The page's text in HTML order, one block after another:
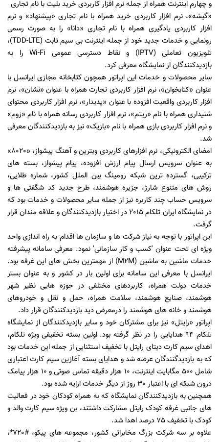
و چهارم اینترنت همراه از جمله نرم افزار کاربردی خرید بلیت با نام تجاری
«گیشه»، نرم افزار کاربردی خرید همراه با نام تجاری «پیشنهاد» و نرم
افزار کاربردی یادگیری همراه با نام تجاری «دانا» را به صورت رسمی
رونمایی و خدمات جدید خود از جمله اینترنت بی سیم ثابت (TDD-LTE)،
تلویزیون تعاملی (IPTV) و نقاط دسترسی عمومی Wi-Fi را به
بازدیدکنندگان از نمایشگاه معرفی کرد.
سایر محصولات و خدمات این اپراتور همچون کتابخانه مجازی ایرانسل با
عنوان «کتابخوان»، نرم افزار کاربردی تجارت همراه با عنوان «نشان»، نرم
افزار کاربردی واقعیت افزوده با عنوان «پدیدار»، نرم افزار کاربردی محتوای
شنیداری همراه با نام «ریتم»، نرم افزار کاربردی رسانه همراه با نام «زوم»
و نرم افزار کاربردی بازی همراه با نام «بازیک» نیز به بازدیدکنندگان معرفی
شد.
امضای الکترونیکی، نرم افزارهای کاربردی ویترین و آهنگ پیشواز، «8020»
به عنوان سرویس ارسال پیام ارزش افزوده، پیام پیشواز، بسته های
ترکیبی، گسترده ترین شبکه رومینگ بین الملل کشور، شماره طلایی،
روش های متنوع شارژ، جزیره هوشمند، طرح جدید کد شگفتی ها و
سرویس حساب چند کاربره نیز از جمله سایر محصولات و خدمات بود که
در نمایشگاه ایران تلکام 2015 در اختیار بازدیدکنندگان و علاقه مندان قرار
گرفت.
این اپراتور با توجه به نیاز شرکت ها و سازمان ها اقدام به راه اندازی واحد
ویژه ای تحت عنوان 'کسب و کار سازمانی' نمود. معرفی سامانه پیشرفته
خدمات ماشین به ماشین (M2M) از مهمترین بخش های این غرفه بود.
ایرانسل با معرفی این سامانه برای اولین بار در کشور و به عنوان بستر
خدمات دولت همراه، کاربردهای مختلفی در حوزه هایی نظیر شهر
هوشمند، صنایع هوشمند، سلامت همراه، حمل و نقل و خودروهای
هوشمند و خانه های هوشمند را درمعرض دید بازدیدکنندگان قرار داد.
اپراتور «رایتل» نیز برای مشترکان خود و سایر بازدیدکنندگان از نمایشگاه
تلکام 94 هدایایی را در نظر گرفته بود. اولین بسته تخفیفی ویژه تلکام،
اهدای سیم کارت دیتای رایتل با تخفیف استثنایی از جمله این خدمات بود
که به بازدیدگنندگان عرضه شد و هدایای بسته آغازین سیم کارت اعتباری
شامل 500 مگابایت اینترنت، 10 هزار دقیقه تماس صوتی و 10 هزار پیامک
درون شبکه ای با اعتبار 30 روز از دیگر خدمات ارایه شده بود.
همچنین به بازدیدکنندگان نمایشگاه که به همراه کودکان خود در فعالیت
های جانبی غرفه کودک رایتل مشارکت داشتند، بن ویژه سیم کارت والد و
کودک با تخفیف 75 درصد اهدا شد.
علاوه بر سه شرکت بزرگ مخابراتی کشور، مجموعه های پیکو، #720*،